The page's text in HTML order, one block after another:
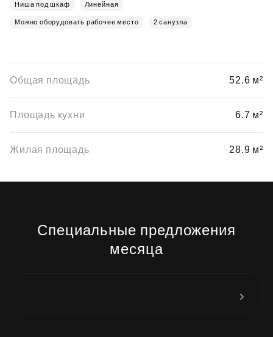
Ниша под шкаф Линейная
Можно оборудовать рабочее место 2 санузла
Общая площадь 52.6 м²
Площадь кухни 6.7 м²
Жилая площадь 28.9 м²
Специальные предложения
месяца